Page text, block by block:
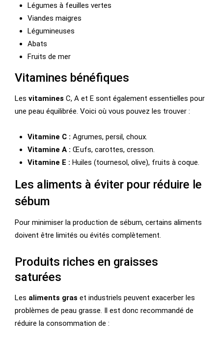
Légumes à feuilles vertes
Viandes maigres
Légumineuses
Abats
Fruits de mer
Vitamines bénéfiques
Les vitamines C, A et E sont également essentielles pour
une peau équilibrée. Voici où vous pouvez les trouver :
Vitamine C : Agrumes, persil, choux.
Vitamine A : Œufs, carottes, cresson.
Vitamine E : Huiles (tournesol, olive), fruits à coque.
Les aliments à éviter pour réduire le
sébum
Pour minimiser la production de sébum, certains aliments
doivent être limités ou évités complètement.
Produits riches en graisses
saturées
Les aliments gras et industriels peuvent exacerber les
problèmes de peau grasse. Il est donc recommandé de
réduire la consommation de :